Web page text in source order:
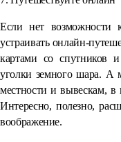
Если нет возможности
устраивать онлайн-
картами со спутников
уголки земного шара. А
местности и вывескам, в
Интересно, полезно,
воображение.